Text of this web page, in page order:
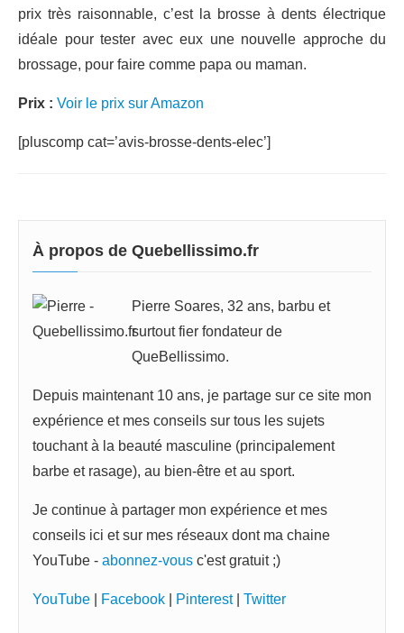
prix très raisonnable, c’est la brosse à dents électrique
idéale pour tester avec eux une nouvelle approche du
brossage, pour faire comme papa ou maman.
Prix : Voir le prix sur Amazon
[pluscomp cat=’avis-brosse-dents-elec’]
À propos de Quebellissimo.fr
Pierre Soares, 32 ans, barbu et
surtout fier fondateur de
QueBellissimo.
Depuis maintenant 10 ans, je partage sur ce site mon
expérience et mes conseils sur tous les sujets
touchant à la beauté masculine (principalement
barbe et rasage), au bien-être et au sport.
Je continue à partager mon expérience et mes
conseils ici et sur mes réseaux dont ma chaine
YouTube - abonnez-vous c'est gratuit ;)
YouTube Facebook Pinterest| Twitter